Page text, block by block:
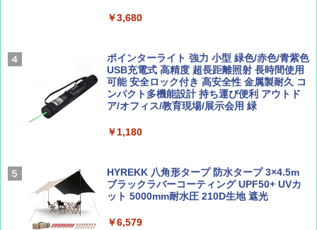
AIRLINE（エアライン）2026年9月号【特
集】ボーイング110周年を祝して！
￥1,760
新しい日本地理 地図・統計・移動から読み
解く (講談社現代新書)
￥1,540
ーティング フルクローズ メッシュ 3-4人用
簡単設置 ポップアップテント エクルベージ
ュ(BC仕様) PATC-150B(EB)
￥9,990
イド ブラックコーティング フルクローズ メ
ッシュ 4人用 簡単設置 ポップアップテント P
ATCW-150B エクルベージュ
￥-
￥3,680
ポインターライト 強力 小型 緑色/赤色/青紫色
USB充電式 高精度 超長距離照射 長時間使用
可能 安全ロック付き 高安全性 金属製耐久 コ
ンパクト多機能設計 持ち運び便利 アウトド
ア/オフィス/教育現場/展示会用 緑
￥1,180
HYREKK 八角形タープ 防水タープ 3×4.5m
ブラックラバーコーティング UPF50+ UVカ
ット 5000mm耐水圧 210D生地 遮光
￥6,579